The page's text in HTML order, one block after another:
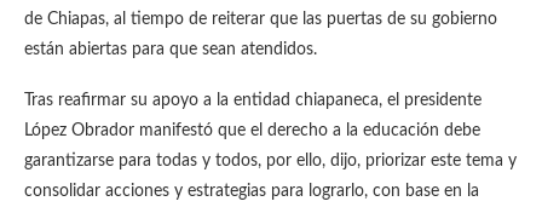
de Chiapas, al tiempo de reiterar que las puertas de su gobierno
están abiertas para que sean atendidos.
Tras reafirmar su apoyo a la entidad chiapaneca, el presidente
López Obrador manifestó que el derecho a la educación debe
garantizarse para todas y todos, por ello, dijo, priorizar este tema y
consolidar acciones y estrategias para lograrlo, con base en la